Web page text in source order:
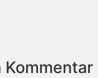
Kommentar